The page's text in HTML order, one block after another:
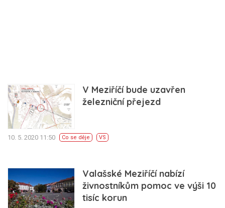
V Meziříčí bude uzavřen
železniční přejezd
10. 5. 2020 11:50 Co se děje VS
Valašské Meziříčí nabízí
živnostníkům pomoc ve výši 10
tisíc korun